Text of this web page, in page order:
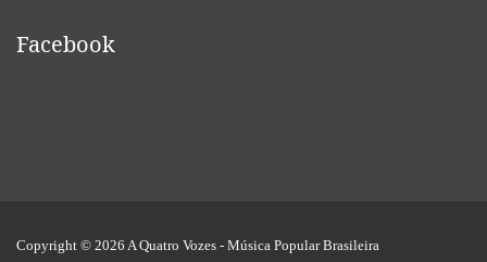
Facebook
Copyright © 2026 A Quatro Vozes - Música Popular Brasileira